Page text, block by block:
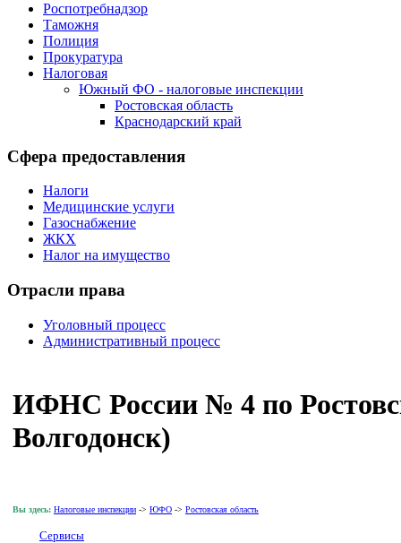
Роспотребнадзор
Таможня
Полиция
Прокуратура
Налоговая
Южный ФО - налоговые инспекции
Ростовская область
Краснодарский край
Сфера предоставления
Налоги
Медицинские услуги
Газоснабжение
ЖКХ
Налог на имущество
Отрасли права
Уголовный процесс
Административный процесс
ИФНС России № 4 по
Волгодонск)
Вы здесь: Налоговые инспекции -> ЮФО -> Ростовская область
Сервисы